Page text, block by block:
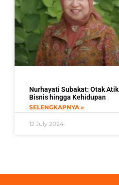
Nurhayati Subakat: Otak
Bisnis hingga Kehidupan
SELENGKAPNYA »
12 July 2024